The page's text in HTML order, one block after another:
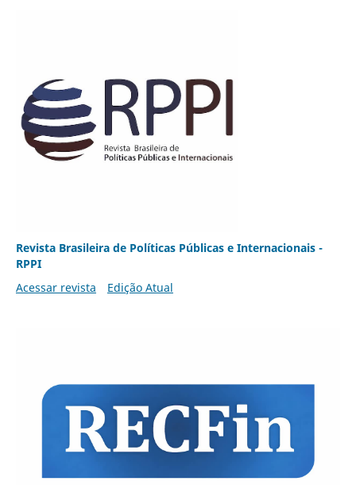
Revista Brasileira de Políticas Públicas e Internacionais -
RPPI
Acessar revista
Edição Atual